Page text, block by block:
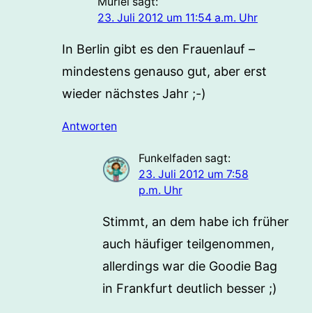
23. Juli 2012 um 11:54 a.m. Uhr
In Berlin gibt es den Frauenlauf –
mindestens genauso gut, aber erst
wieder nächstes Jahr ;-)
Antworten
Funkelfaden sagt:
23. Juli 2012 um 7:58
p.m. Uhr
Stimmt, an dem habe ich früher
auch häufiger teilgenommen,
allerdings war die Goodie Bag
in Frankfurt deutlich besser ;)